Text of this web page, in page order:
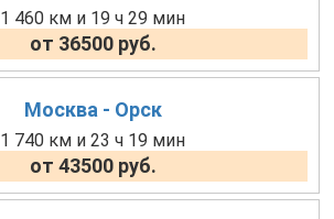
1 460 км и 19 ч 29 мин
от 36500 руб.
Москва - Орск
1 740 км и 23 ч 19 мин
от 43500 руб.